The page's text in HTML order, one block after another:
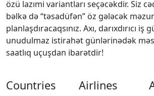
özü lazımi variantları seçəcəkdir. Siz
bəlkə də “təsadüfən” öz gələcək
planlaşdıracaqsınız. Axı, darıxdırıcı iş
unudulmaz istirahət günlərinədək
saatlıq uçuşdan ibarətdir!
Countries Airlines